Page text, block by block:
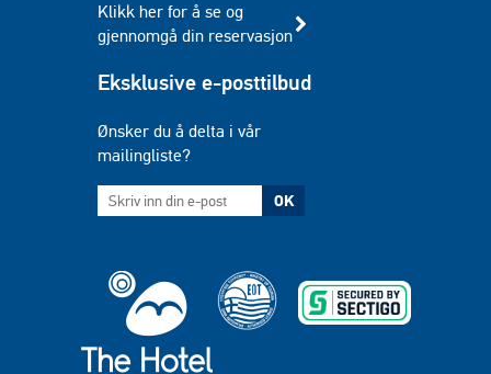
Klikk her for å se og
gjennomgå din reservasjon
Eksklusive e-posttilbud
Ønsker du å delta i vår
mailingliste?
OK